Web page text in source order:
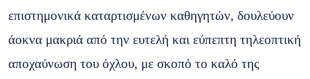
επιστημονικά καταρτισμένων καθηγητών, δουλεύουν
άοκνα μακριά από την ευτελή και εύπεπτη τηλεοπτική
αποχαύνωση του όχλου, με σκοπό το καλό της